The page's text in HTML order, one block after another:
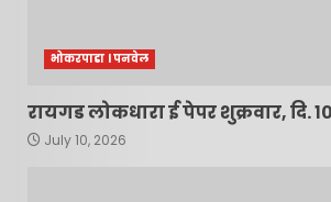
भोकरपाडा l पनवेल
रायगड लोकधारा ई पेपर शुक्रवार, दि.
July 10, 2026